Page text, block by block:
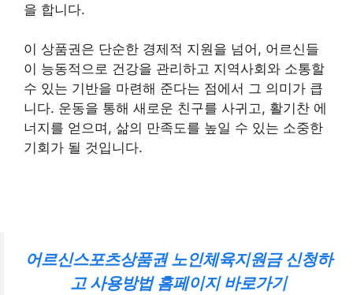
을 합니다.
이 상품권은 단순한 경제적 지원을 넘어, 어르신들
이 능동적으로 건강을 관리하고 지역사회와 소통할
수 있는 기반을 마련해 준다는 점에서 그 의미가 큽
니다. 운동을 통해 새로운 친구를 사귀고, 활기찬 에
너지를 얻으며, 삶의 만족도를 높일 수 있는 소중한
기회가 될 것입니다.
어르신스포츠상품권 노인체육지원금 신청하
고 사용방법 홈페이지 바로가기